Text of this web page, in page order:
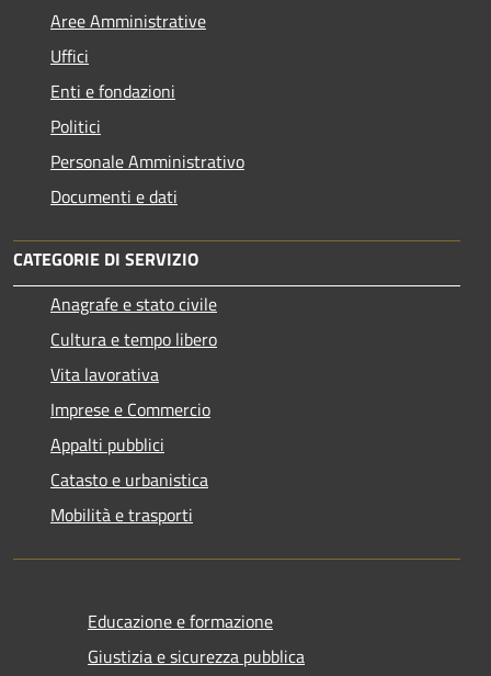
Aree Amministrative
Uffici
Enti e fondazioni
Politici
Personale Amministrativo
Documenti e dati
CATEGORIE DI SERVIZIO
Anagrafe e stato civile
Cultura e tempo libero
Vita lavorativa
Imprese e Commercio
Appalti pubblici
Catasto e urbanistica
Mobilità e trasporti
Educazione e formazione
Giustizia e sicurezza pubblica